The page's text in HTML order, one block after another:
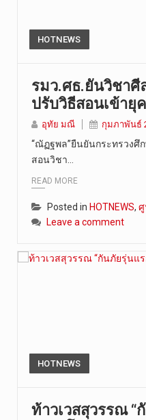
ก
HOTNEWS
รมว.ศธ.ยันวิชา
ปรับวิธีสอนเข้ายุ
อุทัย มณี กุมภาพันธ์
“ณัฏฐพล”ยืนยันกระทรวงศึ
สอนวิชา…
READ MORE
Posted in HOTNEWS, ศู
Leave a comment
HOTNEWS
ท้าวเวสสุวรรณ “